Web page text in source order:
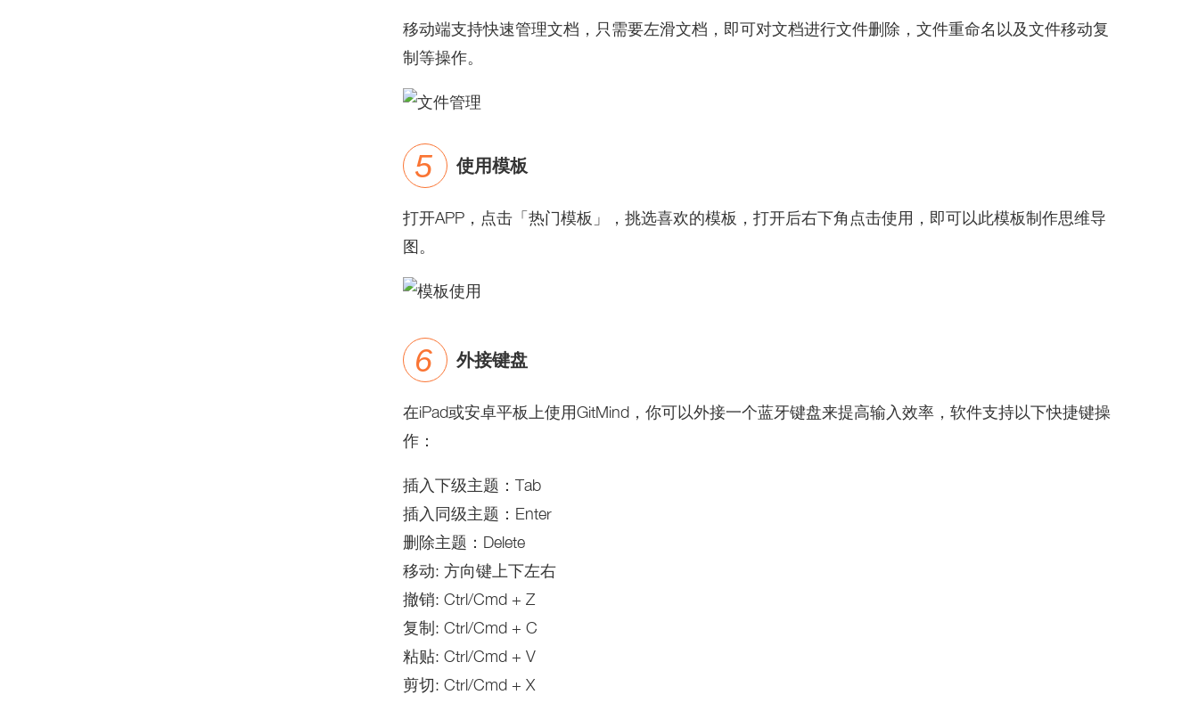
移动端支持快速管理文档，只需要左滑文档，即可对文档进行文件删除，文件重命名以及文件移动复
制等操作。
使用模板
打开APP，点击「热门模板」，挑选喜欢的模板，打开后右下角点击使用，即可以此模板制作思维导
图。
外接键盘
在iPad或安卓平板上使用GitMind，你可以外接一个蓝牙键盘来提高输入效率，软件支持以下快捷键操
作：
插入下级主题：Tab
插入同级主题：Enter
删除主题：Delete
移动: 方向键上下左右
撤销: Ctrl/Cmd + Z
复制: Ctrl/Cmd + C
粘贴: Ctrl/Cmd + V
剪切: Ctrl/Cmd + X